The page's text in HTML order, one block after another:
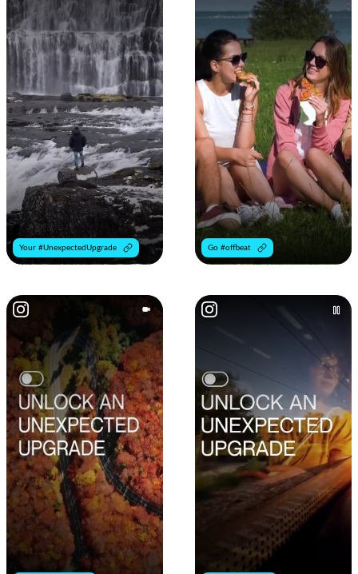
Your #UnexpectedUpgrade Go #offbeat